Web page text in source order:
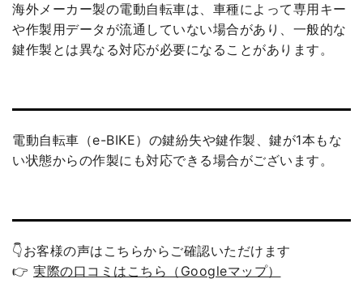
海外メーカー製の電動自転車は、車種によって専用キー
や作製用データが流通していない場合があり、一般的な
鍵作製とは異なる対応が必要になることがあります。
電動自転車（e-BIKE）の鍵紛失や鍵作製、鍵が1本もな
い状態からの作製にも対応できる場合がございます。
👇お客様の声はこちらからご確認いただけます
👉 実際の口コミはこちら（Googleマップ）